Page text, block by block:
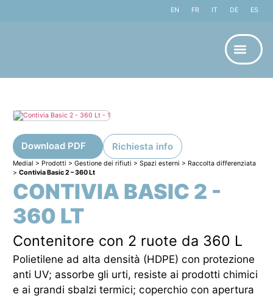
EN FR IT DE ES
Medial > Prodotti > Gestione dei rifiuti > Spazi esterni > Raccolta differenziata
> Contivia Basic 2 – 360 Lt
CONTIVIA BASIC 2 -
360 LT
Contenitore con 2 ruote da 360 L
Polietilene ad alta densità (HDPE) con protezione
anti UV; assorbe gli urti, resiste ai prodotti chimici
e ai grandi sbalzi termici; coperchio con apertura
Download PDF Richiesta info